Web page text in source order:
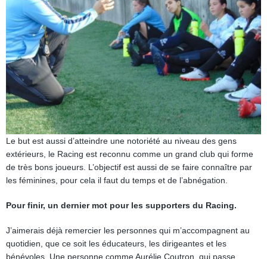
Le but est aussi d’atteindre une notoriété au niveau des gens
extérieurs, le Racing est reconnu comme un grand club qui forme
de très bons joueurs. L’objectif est aussi de se faire connaître par
les féminines, pour cela il faut du temps et de l’abnégation.
Pour finir, un dernier mot pour les supporters du Racing.
J’aimerais déjà remercier les personnes qui m’accompagnent au
quotidien, que ce soit les éducateurs, les dirigeantes et les
bénévoles. Une personne comme Aurélie Coutron, qui passe